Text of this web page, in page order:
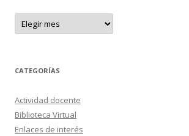
A
c
o
CATEGORÍAS
Actividad docente
Biblioteca Virtual
Enlaces de interés